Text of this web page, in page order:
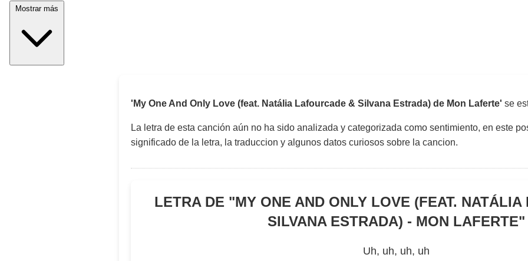
'My One And Only Love (feat. Natália Lafourcade & Silvana Estrada) de Mon Laferte' se
La letra de esta canción aún no ha sido analizada y categorizada como sentimiento, en este
significado de la letra, la traduccion y algunos datos curiosos sobre la cancion.
LETRA DE "MY ONE AND ONLY LOVE (FEAT.
SILVANA ESTRADA) - MON LAFERTE"
Uh, uh, uh, uh